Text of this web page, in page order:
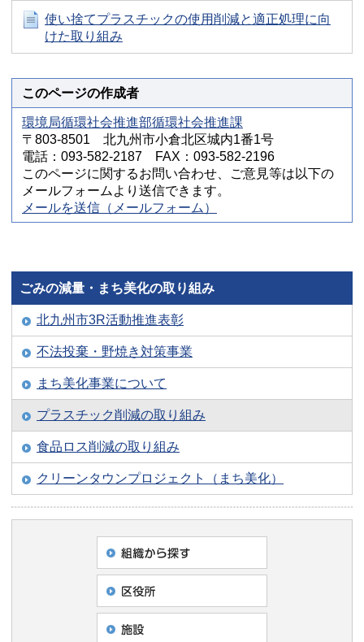
使い捨てプラスチックの使用削減と適正処理に向
けた取り組み
このページの作成者
環境局循環社会推進部循環社会推進課
〒803-8501 北九州市小倉北区城内1番1号
電話：093-582-2187 FAX：093-582-2196
このページに関するお問い合わせ、ご意見等は以下の
メールフォームより送信できます。
メールを送信（メールフォーム）
ごみの減量・まち美化の取り組み
北九州市3R活動推進表彰
不法投棄・野焼き対策事業
まち美化事業について
プラスチック削減の取り組み
食品ロス削減の取り組み
クリーンタウンプロジェクト（まち美化）